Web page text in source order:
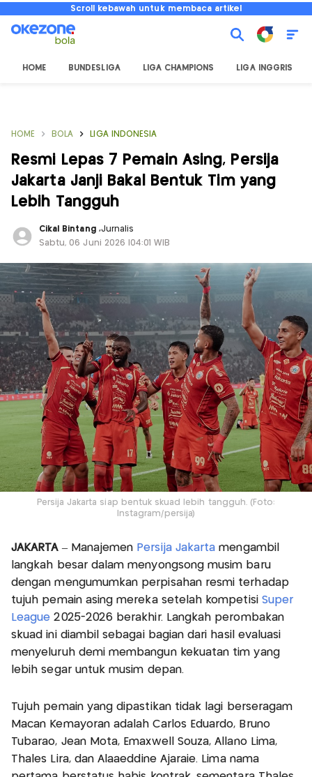
Scroll kebawah untuk membaca artikel
HOME BUNDESLIGA LIGA CHAMPIONS LIGA INGGRIS
HOME BOLA LIGA INDONESIA
Resmi Lepas 7 Pemain Asing, Persija
Jakarta Janji Bakal Bentuk Tim yang
Lebih Tangguh
Cikal Bintang ,Jurnalis
Sabtu, 06 Juni 2026 |04:01 WIB
Persija Jakarta siap bentuk skuad lebih tangguh. (Foto:
Instagram/persija)
JAKARTA– Manajemen Persija Jakarta mengambil
langkah besar dalam menyongsong musim baru
dengan mengumumkan perpisahan resmi terhadap
tujuh pemain asing mereka setelah kompetisiSuper
League 2025-2026 berakhir. Langkah perombakan
skuad ini diambil sebagai bagian dari hasil evaluasi
menyeluruh demi membangun kekuatan tim yang
lebih segar untuk musim depan.
Tujuh pemain yang dipastikan tidak lagi berseragam
Macan Kemayoran adalah Carlos Eduardo, Bruno
Tubarao, Jean Mota, Emaxwell Souza, Allano Lima,
Thales Lira, dan Alaaeddine Ajaraie. Lima nama